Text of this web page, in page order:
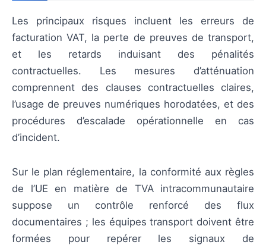
Les principaux risques incluent les erreurs de
facturation VAT, la perte de preuves de transport,
et les retards induisant des pénalités
contractuelles. Les mesures d’atténuation
comprennent des clauses contractuelles claires,
l’usage de preuves numériques horodatées, et des
procédures d’escalade opérationnelle en cas
d’incident.
Sur le plan réglementaire, la conformité aux règles
de l’UE en matière de TVA intracommunautaire
suppose un contrôle renforcé des flux
documentaires ; les équipes transport doivent être
formées pour repérer les signaux de